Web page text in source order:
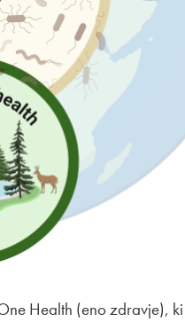
Health (eno zdravje),